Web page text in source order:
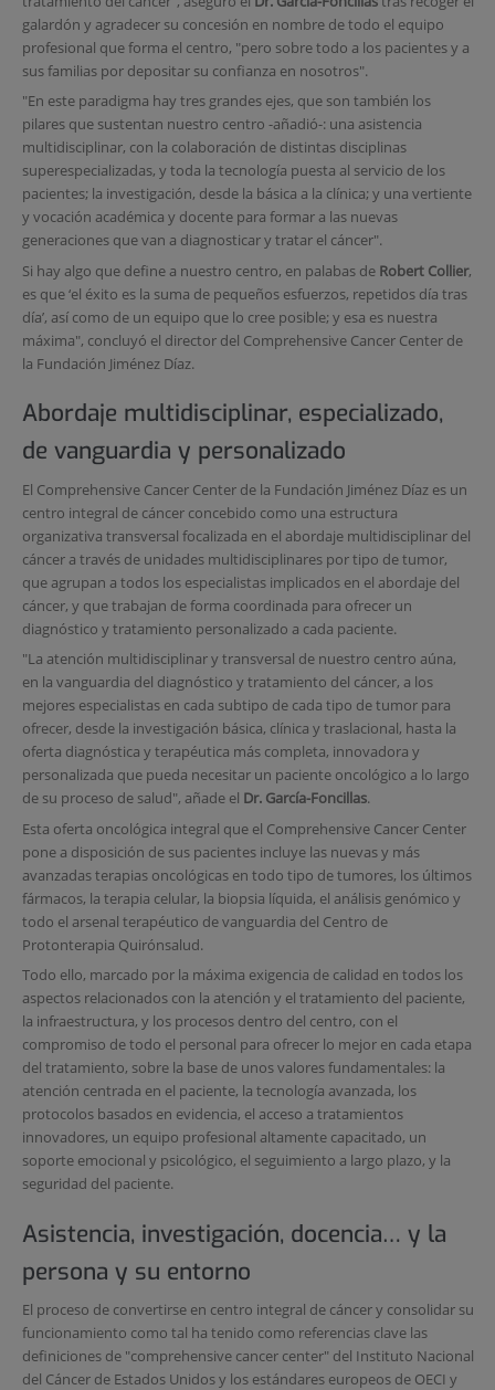
galardón y agradecer su concesión en nombre de todo el equipo
profesional que forma el centro, "pero sobre todo a los pacientes y a
sus familias por depositar su confianza en nosotros".
"En este paradigma hay tres grandes ejes, que son también los
pilares que sustentan nuestro centro -añadió-: una asistencia
multidisciplinar, con la colaboración de distintas disciplinas
superespecializadas, y toda la tecnología puesta al servicio de los
pacientes; la investigación, desde la básica a la clínica; y una vertiente
y vocación académica y docente para formar a las nuevas
generaciones que van a diagnosticar y tratar el cáncer".
Si hay algo que define a nuestro centro, en palabas de Robert Collier,
es que ‘el éxito es la suma de pequeños esfuerzos, repetidos día tras
día’, así como de un equipo que lo cree posible; y esa es nuestra
máxima", concluyó el director del Comprehensive Cancer Center de
la Fundación Jiménez Díaz.
Abordaje multidisciplinar, especializado,
de vanguardia y personalizado
El Comprehensive Cancer Center de la Fundación Jiménez Díaz es un
centro integral de cáncer concebido como una estructura
organizativa transversal focalizada en el abordaje multidisciplinar del
cáncer a través de unidades multidisciplinares por tipo de tumor,
que agrupan a todos los especialistas implicados en el abordaje del
cáncer, y que trabajan de forma coordinada para ofrecer un
diagnóstico y tratamiento personalizado a cada paciente.
"La atención multidisciplinar y transversal de nuestro centro aúna,
en la vanguardia del diagnóstico y tratamiento del cáncer, a los
mejores especialistas en cada subtipo de cada tipo de tumor para
ofrecer, desde la investigación básica, clínica y traslacional, hasta la
oferta diagnóstica y terapéutica más completa, innovadora y
personalizada que pueda necesitar un paciente oncológico a lo largo
de su proceso de salud", añade el Dr. García-Foncillas.
Esta oferta oncológica integral que el Comprehensive Cancer Center
pone a disposición de sus pacientes incluye las nuevas y más
avanzadas terapias oncológicas en todo tipo de tumores, los últimos
fármacos, la terapia celular, la biopsia líquida, el análisis genómico y
todo el arsenal terapéutico de vanguardia del Centro de
Protonterapia Quirónsalud.
Todo ello, marcado por la máxima exigencia de calidad en todos los
aspectos relacionados con la atención y el tratamiento del paciente,
la infraestructura, y los procesos dentro del centro, con el
compromiso de todo el personal para ofrecer lo mejor en cada etapa
del tratamiento, sobre la base de unos valores fundamentales: la
atención centrada en el paciente, la tecnología avanzada, los
protocolos basados en evidencia, el acceso a tratamientos
innovadores, un equipo profesional altamente capacitado, un
soporte emocional y psicológico, el seguimiento a largo plazo, y la
seguridad del paciente.
Asistencia, investigación, docencia… y la
persona y su entorno
El proceso de convertirse en centro integral de cáncer y consolidar su
funcionamiento como tal ha tenido como referencias clave las
definiciones de "comprehensive cancer center" del Instituto Nacional
del Cáncer de Estados Unidos y los estándares europeos de OECI y